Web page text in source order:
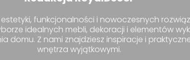
funkcjonalności i nowoczesnych
idealnych mebli, dekoracji i elementów
domu. Z nami znajdziesz inspiracje i
wnętrza wyjątkowymi.